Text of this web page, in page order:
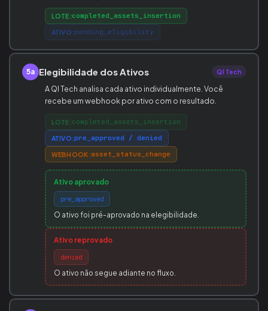
LOTE:completed_assets_insertion
ATIVO:pending_eligibility
5a Elegibilidade dos Ativos QI Tech
A QI Tech analisa cada ativo individualmente. Você
recebe um webhook por ativo com o resultado.
LOTE:completed_assets_insertion
ATIVO:pre_approved / denied
WEBHOOK:asset_status_change
Ativo aprovado
pre_approved
O ativo foi pré-aprovado na elegibilidade.
Ativo reprovado
denied
O ativo não segue adiante no fluxo.